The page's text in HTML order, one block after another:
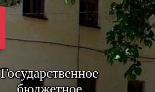
Государственное
бюджетное